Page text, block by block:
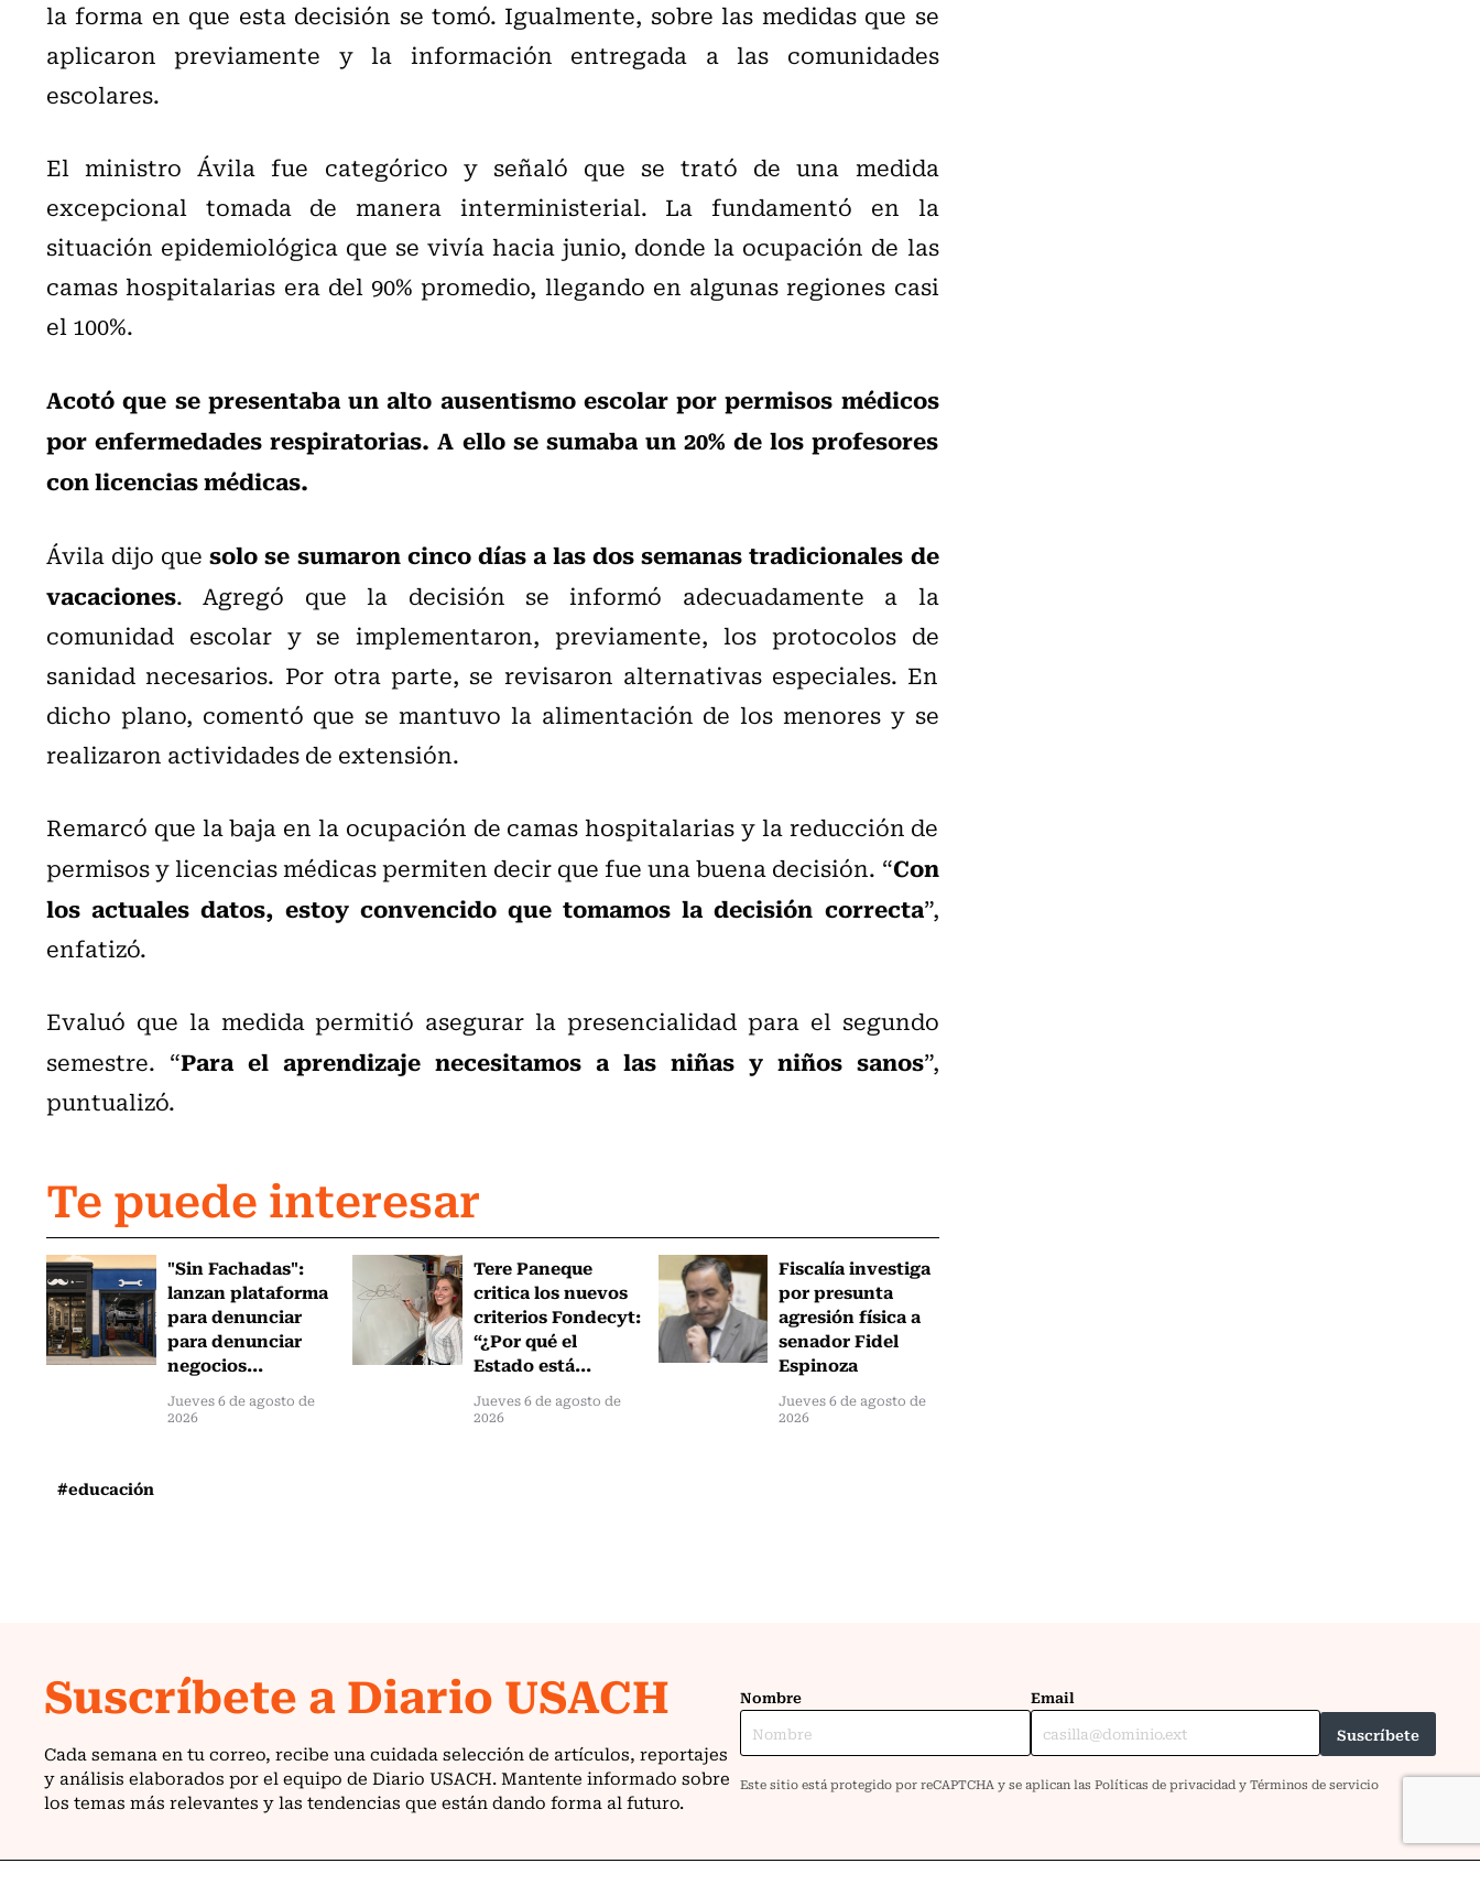
la forma en que esta decisión se tomó. Igualmente, sobre las medidas que se
aplicaron previamente y la información entregada a las comunidades
escolares.
El ministro Ávila fue categórico y señaló que se trató de una medida
excepcional tomada de manera interministerial. La fundamentó en la
situación epidemiológica que se vivía hacia junio, donde la ocupación de las
camas hospitalarias era del 90% promedio, llegando en algunas regiones casi
el 100%.
Acotó que se presentaba un alto ausentismo escolar por permisos médicos
por enfermedades respiratorias. A ello se sumaba un 20% de los profesores
con licencias médicas.
Ávila dijo quesolo se sumaron cinco días a las dos semanas tradicionales de
vacaciones. Agregó que la decisión se informó adecuadamente a la
comunidad escolar y se implementaron, previamente, los protocolos de
sanidad necesarios. Por otra parte, se revisaron alternativas especiales. En
dicho plano, comentó que se mantuvo la alimentación de los menores y se
realizaron actividades de extensión.
Remarcó que la baja en la ocupación de camas hospitalarias y la reducción de
permisos y licencias médicas permiten decir que fue una buena decisión. “Con
los actuales datos, estoy convencido que tomamos la decisión correcta”,
enfatizó.
Evaluó que la medida permitió asegurar la presencialidad para el segundo
semestre. “Para el aprendizaje necesitamos a las niñas y niños sanos”,
puntualizó.
Te puede interesar
"Sin Fachadas":
lanzan plataforma
para denunciar
para denunciar
negocios...
Jueves 6 de agosto de
2026
Tere Paneque
critica los nuevos
criterios Fondecyt:
“¿Por qué el
Estado está...
Jueves 6 de agosto de
2026
Fiscalía investiga
por presunta
agresión física a
senador Fidel
Espinoza
Jueves 6 de agosto de
2026
#educación